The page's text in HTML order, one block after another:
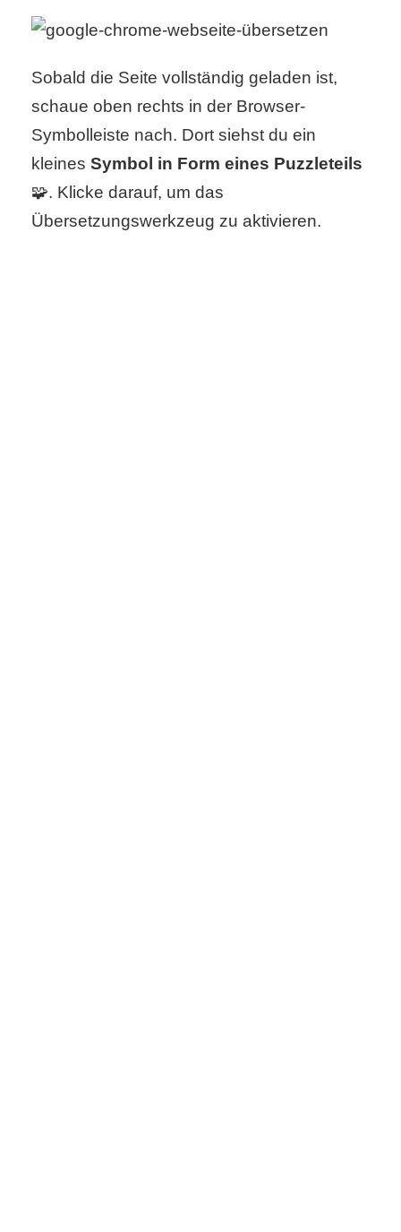
Sobald die Seite vollständig geladen ist,
schaue oben rechts in der Browser-
Symbolleiste nach. Dort siehst du ein
kleines Symbol in Form eines Puzzleteils
🧩. Klicke darauf, um das
Übersetzungswerkzeug zu aktivieren.